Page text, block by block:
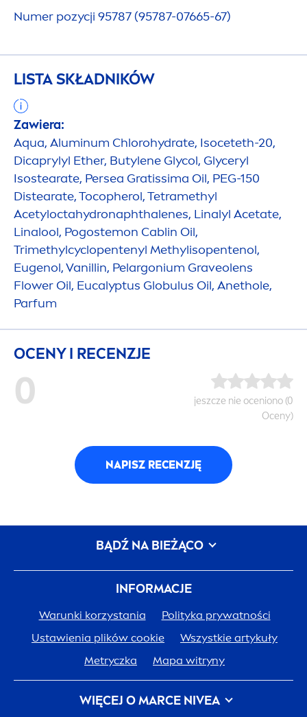
Numer pozycji 95787 (95787-07665-67)
LISTA SKŁADNIKÓW
Zawiera:
Aqua, Aluminum Chlorohydrate, Isoceteth-20,
Dicaprylyl Ether, Butylene Glycol, Glyceryl
Isostearate, Persea Gratissima Oil, PEG-150
Distearate, Tocopherol, Tetramethyl
Acetyloctahydronaphthalenes, Linalyl Acetate,
Linalool, Pogostemon Cablin Oil,
Trimethylcyclopentenyl Methylisopentenol,
Eugenol, Vanillin, Pelargonium Graveolens
Flower Oil, Eucalyptus Globulus Oil, Anethole,
Parfum
OCENY I RECENZJE
0
jeszcze nie oceniono (0
Oceny)
NAPISZ RECENZJĘ
INFORMACJE
Warunki korzystania
Polityka prywatności
Ustawienia plików cookie
Wszystkie artykuły
Metryczka
Mapa witryny
WIĘCEJ O MARCE NIVEA
BĄDŹ NA BIEŻĄCO